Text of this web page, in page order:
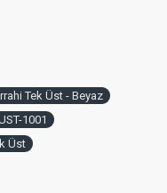
Tek Üst - Beyaz
1001
Üst